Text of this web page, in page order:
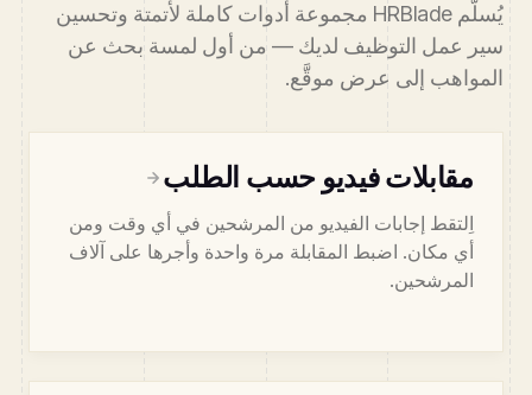
يُسلّم HRBlade مجموعة أدوات كاملة لأتمتة وتحسين
سير عمل التوظيف لديك — من أول لمسة بحث عن
المواهب إلى عرض موقَّع.
مقابلات فيديو حسب الطلب
اِلتقط إجابات الفيديو من المرشحين في أي وقت ومن
أي مكان. اضبط المقابلة مرة واحدة وأجرها على آلاف
المرشحين.